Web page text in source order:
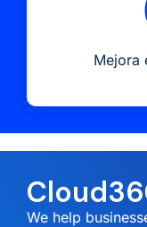
Mejora
We help